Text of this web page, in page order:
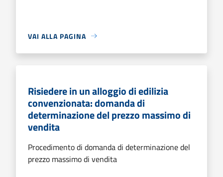
VAI ALLA PAGINA
Risiedere in un alloggio di edilizia
convenzionata: domanda di
determinazione del prezzo massimo di
vendita
Procedimento di domanda di determinazione del
prezzo massimo di vendita